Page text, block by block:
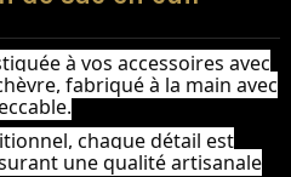
à vos accessoires avec
fabriqué à la main avec
chaque détail est
une qualité artisanale